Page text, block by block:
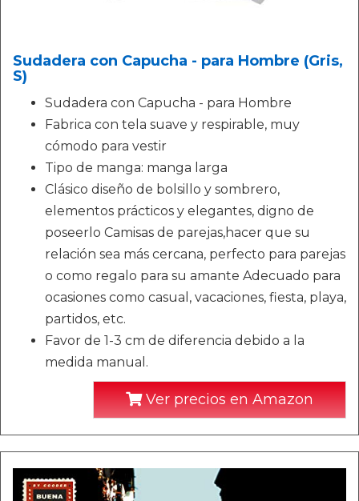
Sudadera con Capucha - para Hombre (Gris,
S)
Sudadera con Capucha - para Hombre
Fabrica con tela suave y respirable, muy
cómodo para vestir
Tipo de manga: manga larga
Clásico diseño de bolsillo y sombrero,
elementos prácticos y elegantes, digno de
poseerlo Camisas de parejas,hacer que su
relación sea más cercana, perfecto para parejas
o como regalo para su amante Adecuado para
ocasiones como casual, vacaciones, fiesta, playa,
partidos, etc.
Favor de 1-3 cm de diferencia debido a la
medida manual.
Ver precios en Amazon